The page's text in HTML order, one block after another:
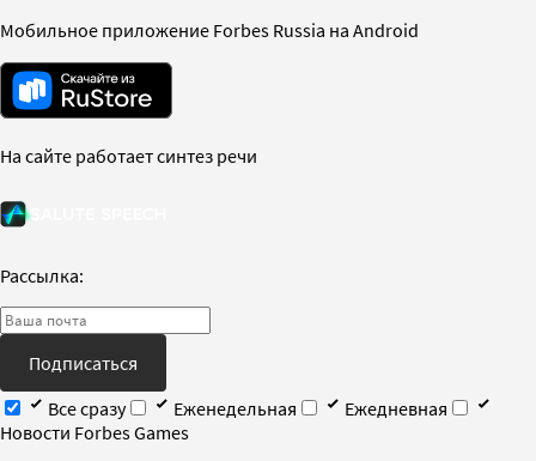
Мобильное приложение Forbes Russia на Android
На сайте работает синтез речи
Рассылка:
Подписаться
Все сразу
Еженедельная
Ежедневная
Новости Forbes Games